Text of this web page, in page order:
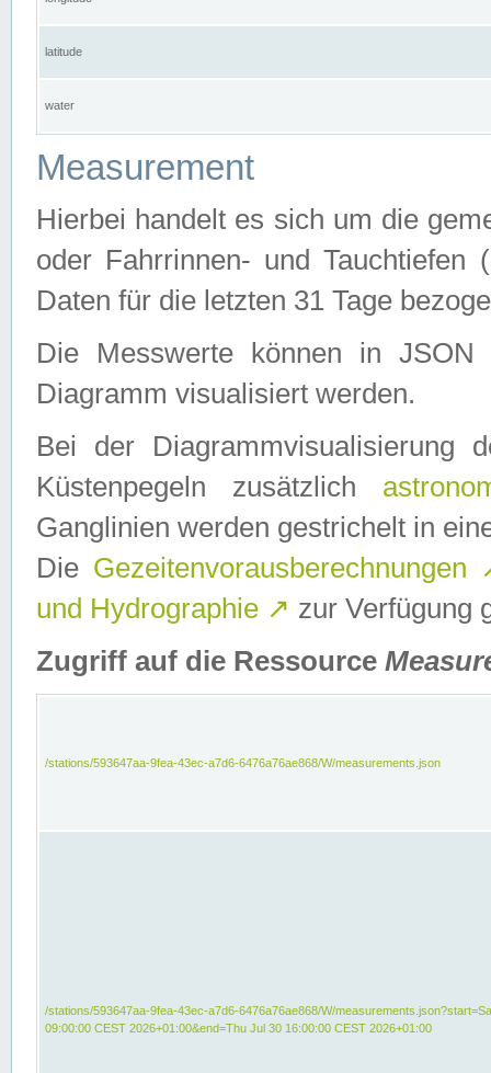
latitude
water
Measurement
Hierbei handelt es sich um die
oder Fahrrinnen- und Tauchtiefen
Daten für die letzten 31 Tage
Die Messwerte können in
Diagramm visualisiert werden.
Bei der Diagrammvisualisierung
Küstenpegeln zusätzlich
Ganglinien werden gestrichelt in
Die Gezeitenvorausberechnungen
und Hydrographie ↗ zur Verfügung
Zugriff auf die Ressource
/stations/593647aa-9fea-43ec-a7d6-6476a76ae868/W/measurements.json
/stations/593647aa-9fea-43ec-a7d6-6476a76ae868/W/
09:00:00 CEST 2026+01:00&end=Thu Jul 30 16:00:00 CEST 2026+01:00